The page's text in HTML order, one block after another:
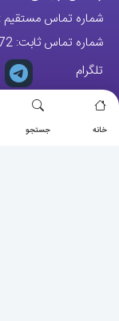
خانه جستجو
تلگرام
پیج ساعت
مجوزها